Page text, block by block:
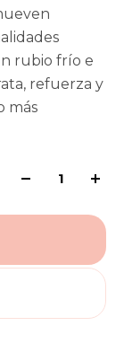
rubio frío e
refuerza y
más